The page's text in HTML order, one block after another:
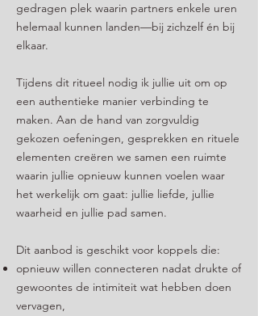
gedragen plek waarin partners enkele uren
helemaal kunnen landen—bij zichzelf én bij
elkaar.
Tijdens dit ritueel nodig ik jullie uit om op
een authentieke manier verbinding te
maken. Aan de hand van zorgvuldig
gekozen oefeningen, gesprekken en rituele
elementen creëren we samen een ruimte
waarin jullie opnieuw kunnen voelen waar
het werkelijk om gaat: jullie liefde, jullie
waarheid en jullie pad samen.
Dit aanbod is geschikt voor koppels die:
opnieuw willen connecteren nadat drukte of
gewoontes de intimiteit wat hebben doen
vervagen,